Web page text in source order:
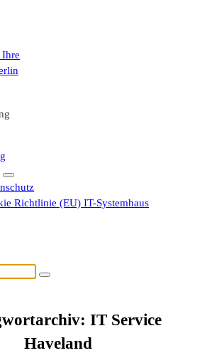
Richtlinie (EU) IT-Systemhaus
IT Service
Haveland